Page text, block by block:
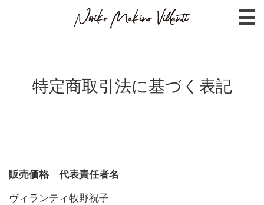
特定商取引法に基づく表記
販売価格 代表責任者名
ヴィランティ牧野祝子